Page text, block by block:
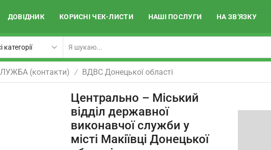
ДОВІДНИК КОРИСНІ ЧЕК-ЛИСТИ НАШІ ПОСЛУГИ НА ЗВ’ЯЗКУ
(контакти) / ВДВС Донецької областi
Центрально – Міський
відділ державної
виконавчої служби у
місті Макіївці Донецької